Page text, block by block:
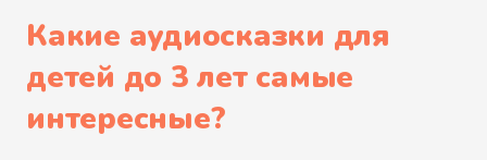
Какие аудиосказки для
детей до 3 лет самые
интересные?